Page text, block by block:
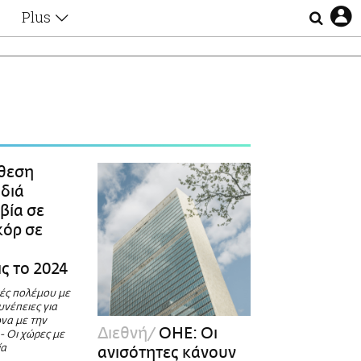
Plus
Οι Αθηναίοι
Απώλειες
Lgbtqi+
Επιλογές
σε
σε
το 2024
πολέμου με
για
με την
Οι χώρες με
Διεθνή ΟΗΕ: Οι
ανισότητες κάνουν